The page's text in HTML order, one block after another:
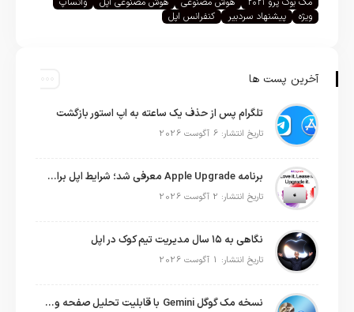
ویژه
پیشنهاد سردبیر کنفرانس اپل
آخرین پست ها
تلگرام پس از حذف یک ساعته به اپ استور بازگشت
تاریخ انتشار: 6 آگوست 2026
برنامه Apple Upgrade معرفی شد؛ شرایط اپل برای اجاره آیفون، آیپد، مک و اپل واچ
تاریخ انتشار: 2 آگوست 2026
نگاهی به ۱۵ سال مدیریت تیم کوک در اپل
تاریخ انتشار: 1 آگوست 2026
نسخه مک گوگل Gemini با قابلیت تحلیل صفحه و دستورات صوتی در به‌روزرسانی جدید